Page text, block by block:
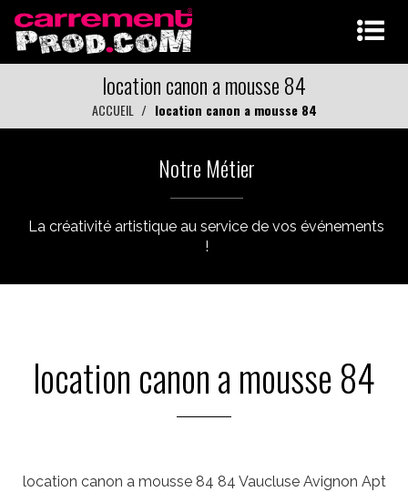
location canon a mousse 84
ACCUEIL location canon a mousse 84
Notre Métier
La créativité artistique au service de vos événements
!
location canon a mousse 84
location canon a mousse 84 84 Vaucluse Avignon Apt